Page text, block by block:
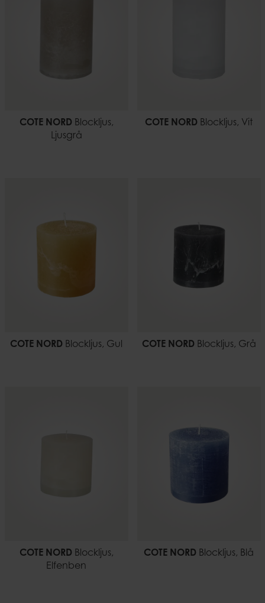
COTE NORD Blockljus,
Ljusgrå
COTE NORD Blockljus, Vit
COTE NORD Blockljus, Gul COTE NORD Blockljus, Grå
COTE NORD Blockljus,
Elfenben
COTE NORD Blockljus, Blå